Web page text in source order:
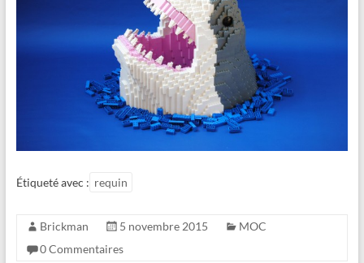
Étiqueté avec : requin
Brickman 5 novembre 2015
MOC
0 Commentaires